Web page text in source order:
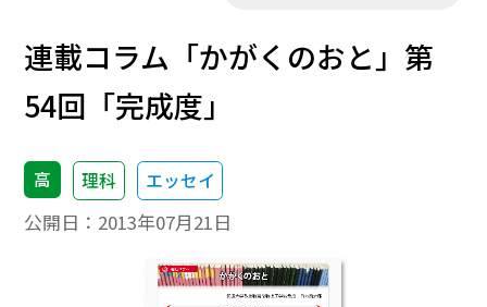
連載コラム「かがくのおと」第
54回「完成度」
高 理科 エッセイ
公開日： 2013年07月21日